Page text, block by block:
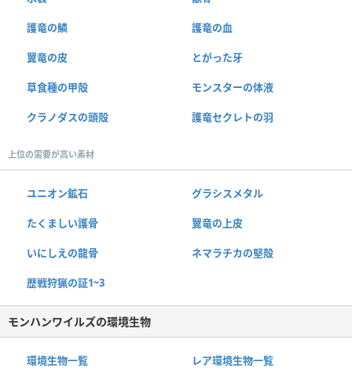
護竜の鱗 護竜の血
翼竜の皮 とがった牙
草食種の甲殻 モンスターの体液
クラノダスの頭殻 護竜セクレトの羽
上位の需要が高い素材
ユニオン鉱石 グラシスメタル
たくましい護骨 翼竜の上皮
いにしえの龍骨 ネマラチカの堅殻
歴戦狩猟の証1~3
モンハンワイルズの環境生物
環境生物一覧 レア環境生物一覧